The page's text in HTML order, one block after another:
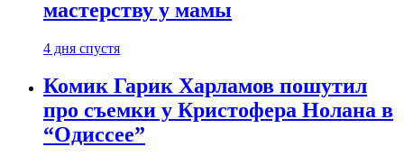
мастерству у мамы
4 дня спустя
Комик Гарик Харламов пошутил
про съемки у Кристофера Нолана в
“Одиссее”